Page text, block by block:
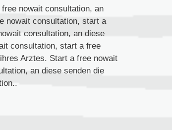
nowait consultation, an
nowait consultation, start a
consultation, an diese
consultation, start a free
Arztes. Start a free nowait
an diese senden die